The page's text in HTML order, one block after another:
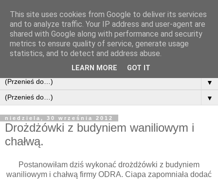
▼
▼
niedziela, 30 września 2012
Drożdżówki z budyniem waniliowym i
chałwą.
Postanowiłam dziś wykonać drożdżówki z budyniem
waniliowym i chałwą firmy ODRA. Ciapa zapomniała dodać
This site uses cookies from Google to deliver its services
and to analyze traffic. Your IP address and user-agent are
shared with Google along with performance and security
metrics to ensure quality of service, generate usage
statistics, and to detect and address abuse.
LEARN MORE GOT IT